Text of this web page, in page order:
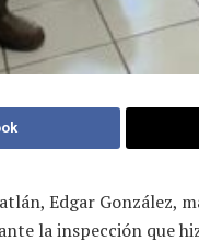
Edgar González,
la inspección que